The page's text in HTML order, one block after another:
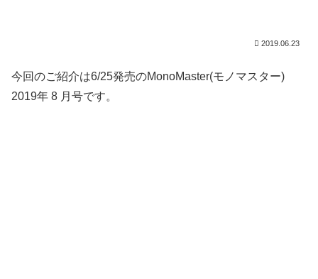
2019.06.23
今回のご紹介は6/25発売のMonoMaster(モノマスター)
2019年 8 月号です。